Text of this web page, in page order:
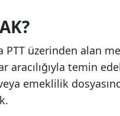
PTT üzerinden alan
aracılığıyla temin
emeklilik